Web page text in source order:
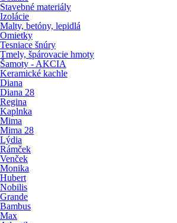
Stavebné materiály
Izolácie
Malty, betóny, lepidlá
Omietky
Tesniace šnúry
Tmely, špárovacie hmoty
Šamoty - AKCIA
Keramické kachle
Diana
Diana 28
Regina
Kaplnka
Mima
Mima 28
Lýdia
Rámček
Venček
Monika
Hubert
Nobilis
Grande
Bambus
Max